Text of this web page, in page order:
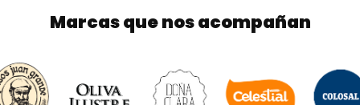
Marcas que nos acompañan